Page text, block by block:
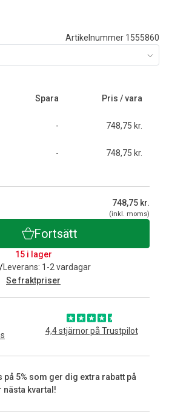
Artikelnummer 1555860
Spara Pris / vara
- 748,75 kr.
- 748,75 kr.
748,75 kr.
(inkl. moms)
Fortsätt
15 i lager
Leverans: 1-2 vardagar
Se fraktpriser
4,4 stjärnor på Trustpilot
på 5% som ger dig extra rabatt på
nästa kvartal!